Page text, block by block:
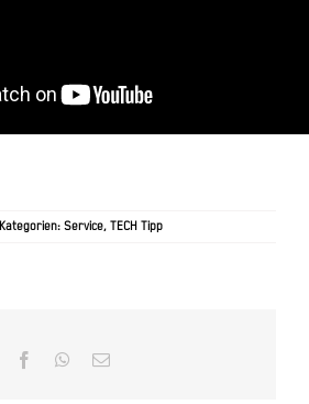
Kategorien: Service, TECH Tipp
FacebookWhatsApp
E-